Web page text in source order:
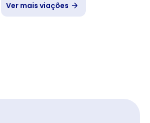
Ver mais viações